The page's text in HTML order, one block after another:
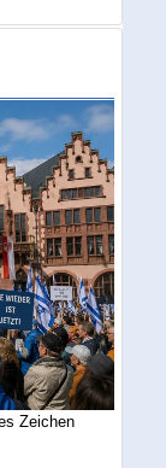
Zeichen